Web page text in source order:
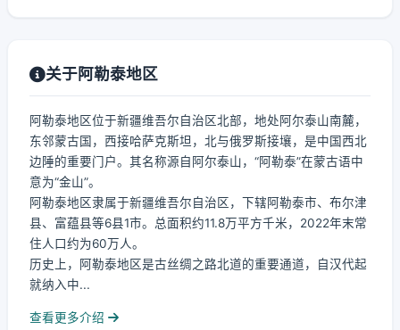
关于阿勒泰地区
阿勒泰地区位于新疆维吾尔自治区北部，地处阿尔泰山南麓，
东邻蒙古国，西接哈萨克斯坦，北与俄罗斯接壤，是中国西北
边陲的重要门户。其名称源自阿尔泰山，“阿勒泰”在蒙古语中
意为“金山”。
阿勒泰地区隶属于新疆维吾尔自治区，下辖阿勒泰市、布尔津
县、富蕴县等6县1市。总面积约11.8万平方千米，2022年末常
住人口约为60万人。
历史上，阿勒泰地区是古丝绸之路北道的重要通道，自汉代起
就纳入中...
查看更多介绍